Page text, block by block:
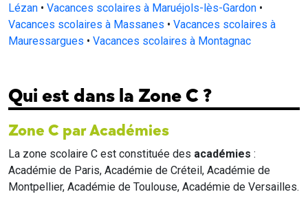
Lézan • Vacances scolaires à Maruéjols-lès-Gardon •
Vacances scolaires à Massanes • Vacances scolaires à
Mauressargues • Vacances scolaires à Montagnac
Qui est dans la Zone C ?
Zone C par Académies
La zone scolaire C est constituée des académies :
Académie de Paris, Académie de Créteil, Académie de
Montpellier, Académie de Toulouse, Académie de Versailles.